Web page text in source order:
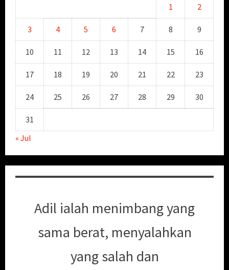
1 2
3 4 5 6 7 8 9
10 11 12 13 14 15 16
17 18 19 20 21 22 23
24 25 26 27 28 29 30
31
« Jul
Adil ialah menimbang yang
sama berat, menyalahkan
yang salah dan